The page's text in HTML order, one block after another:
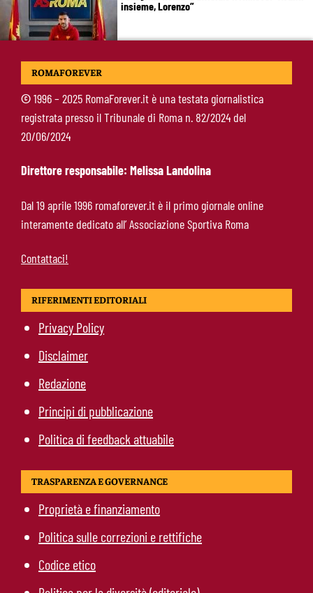
insieme, Lorenzo”
Rensch-Roma, l’occasione cambia tutto:
Brighton-Roma, ultimo test per Gasperini.
Pellegrini fa le visite e torna in gruppo
ROMAFOREVER
©1996 – 2025 RomaForever.it è una testata giornalistica
registrata presso il Tribunale di Roma n. 82/2024 del
20/06/2024
Direttore responsabile: Melissa Landolina
Dal 19 aprile 1996 romaforever.it è il primo giornale online
interamente dedicato all’ Associazione Sportiva Roma
Contattaci!
RIFERIMENTI EDITORIALI
Privacy Policy
Disclaimer
Redazione
Principi di pubblicazione
Politica di feedback attuabile
TRASPARENZA E GOVERNANCE
Proprietà e finanziamento
Politica sulle correzioni e rettifiche
Codice etico